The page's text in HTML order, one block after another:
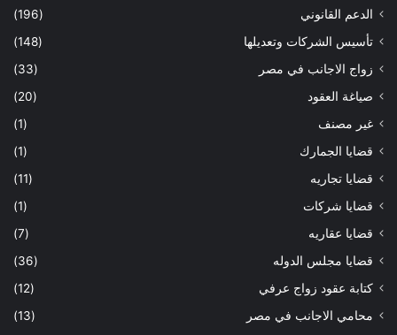
الدعم القانوني
(196)
تأسيس الشركات وتعديلها
(148)
زواج الاجانب في مصر
(33)
صياغة العقود
(20)
غير مصنف
(1)
قضايا الجمارك
(1)
قضايا تجاريه
(11)
قضايا شركات
(1)
قضايا عقاريه
(7)
قضايا مجلس الدوله
(36)
كتابة عقود زواج عرفي
(12)
محامي الاجانب في مصر
(13)